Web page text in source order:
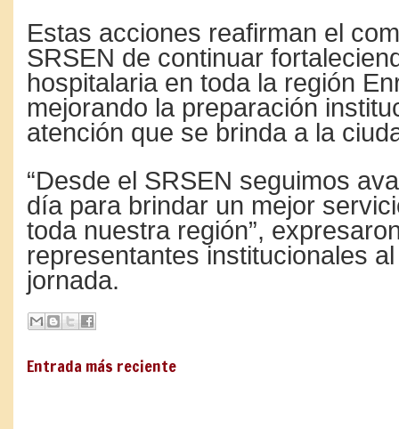
Estas acciones reafirman el
SRSEN de continuar
hospitalaria en toda la región
mejorando la preparación
atención que se brinda a la
“Desde el SRSEN seguimos
día para brindar un mejor
toda nuestra región”,
representantes institucionales
jornada.
Entrada más reciente